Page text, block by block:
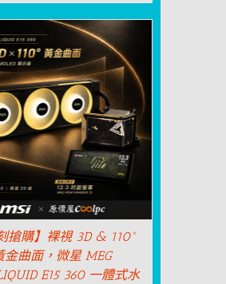
搶購】裸視 3D & 110°
金曲面，微星 MEG
E15 360 一體式水